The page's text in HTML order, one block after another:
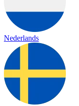
Nederlands